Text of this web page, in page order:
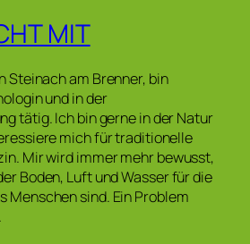
MIT
Steinach am Brenner, bin
und in der
tätig. Ich bin gerne in der Natur
mich für traditionelle
Mir wird immer mehr bewusst,
Boden, Luft und Wasser für die
Menschen sind. Ein Problem